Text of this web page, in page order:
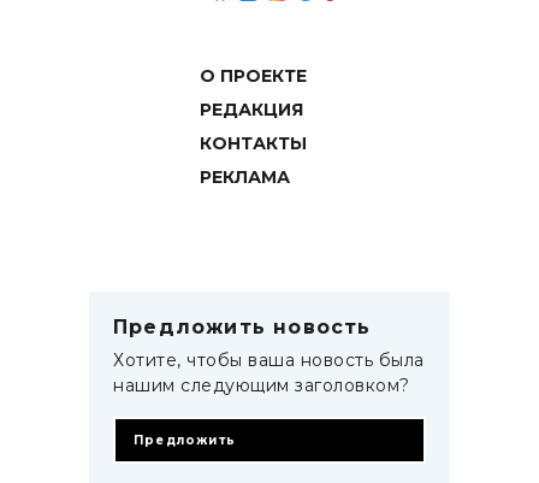
О ПРОЕКТЕ
РЕДАКЦИЯ
КОНТАКТЫ
РЕКЛАМА
Предложить новость
Хотите, чтобы ваша новость была
нашим следующим заголовком?
Предложить